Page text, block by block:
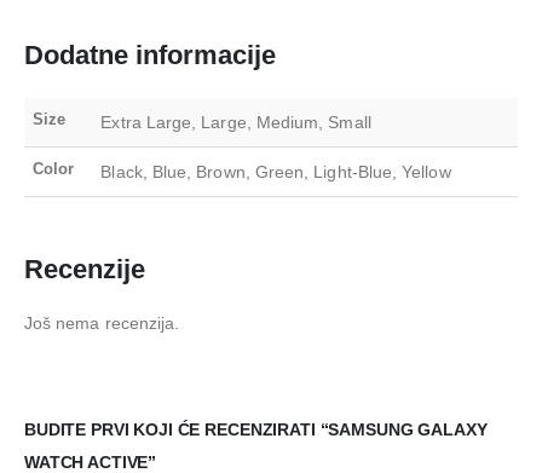
Dodatne informacije
Size Extra Large, Large, Medium, Small
Color Black, Blue, Brown, Green, Light-Blue, Yellow
Recenzije
Još nema recenzija.
BUDITE PRVI KOJI ĆE RECENZIRATI “SAMSUNG GALAXY
WATCH ACTIVE”